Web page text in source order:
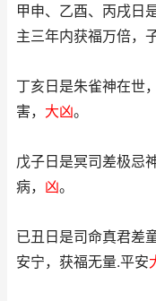
甲申、乙酉、丙戌日
主三年内获福万倍，
丁亥日是朱雀神在世
害， 大凶。
戊子日是冥司差极忌
病， 凶。
已丑日是司命真君差
安宁，获福无量.平安